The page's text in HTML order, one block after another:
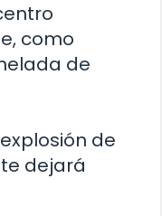
como
de
de
dejará